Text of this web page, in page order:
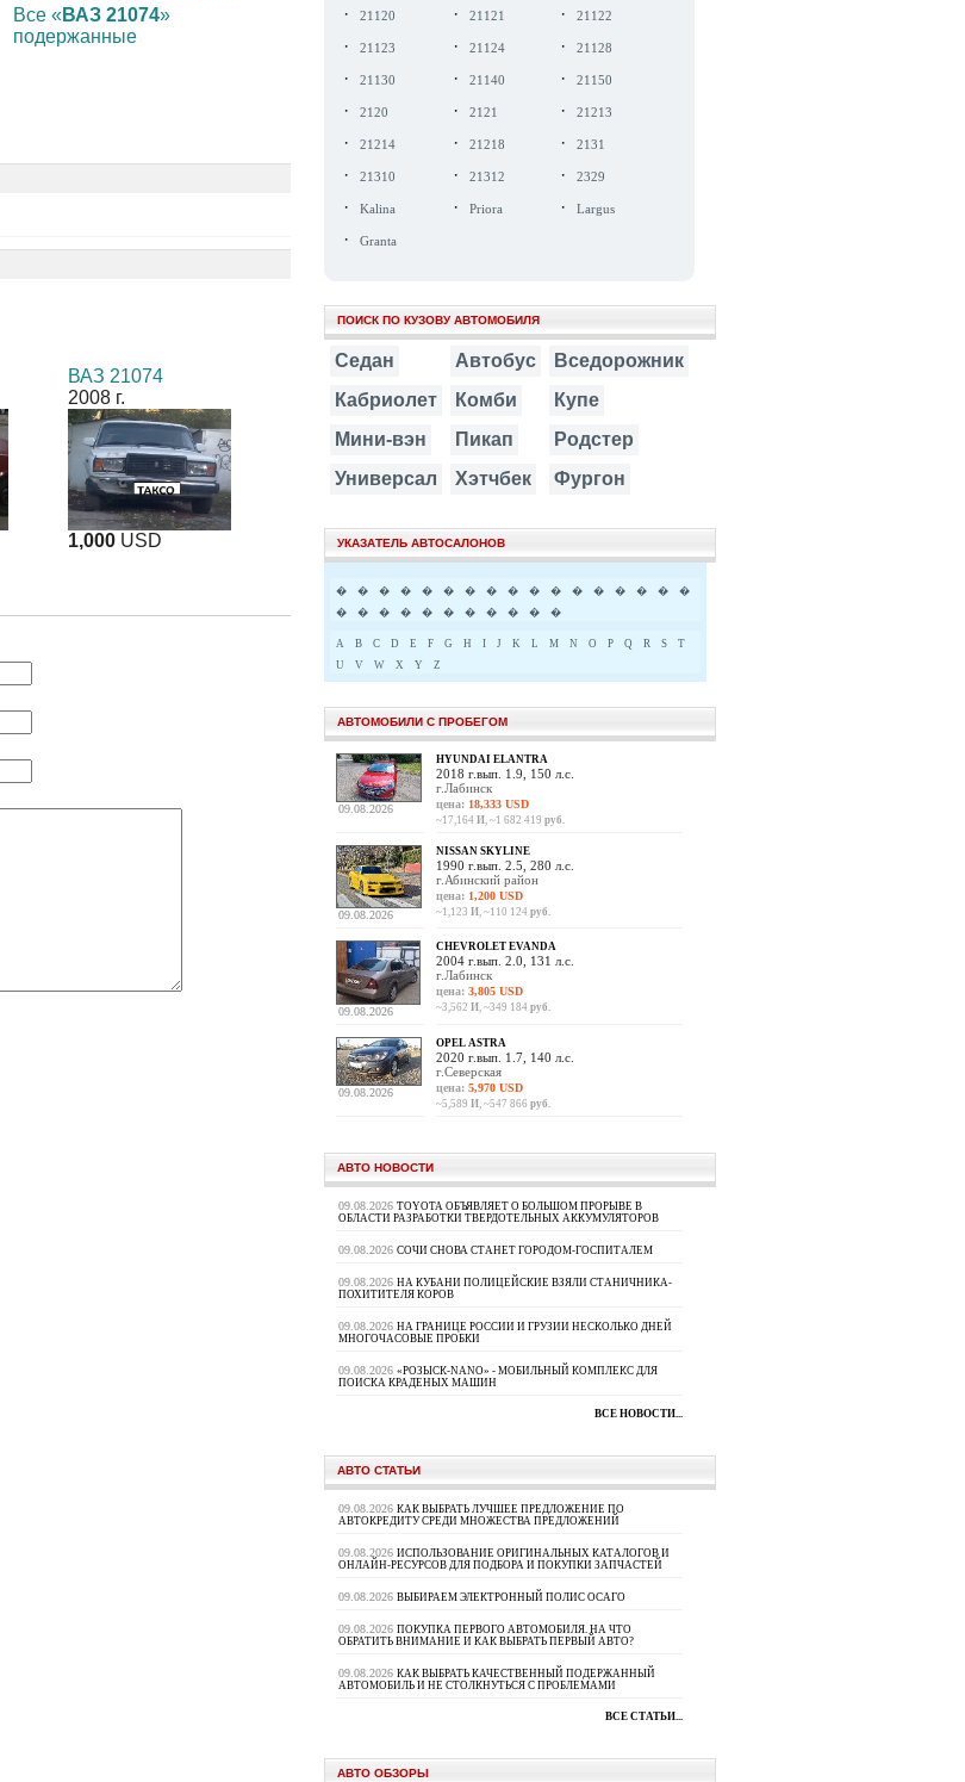
Все « ВАЗ 21074»
подержанные
ВАЗ 21074
2008 г.
1,000 USD
· 21120 · 21121 · 21122
· 21123 · 21124 · 21128
· 21130 · 21140 · 21150
· 2120 · 2121 · 21213
· 21214 · 21218 · 2131
· 21310 · 21312 · 2329
· Kalina · Priora · Largus
· Granta
ПОИСК ПО КУЗОВУ АВТОМОБИЛЯ
Седан Автобус
Вседорожник
Кабриолет
Комби
Купе
Мини-вэн
Пикап
Родстер
Универсал
Хэтчбек Фургон
УКАЗАТЕЛЬ АВТОСАЛОНОВ
� � � � � � � � � � � � � � � �
�
�
� � � � � � � � � �
A B C D E F G H I J K L M N O P Q R S
T
U
V W X Y Z
АВТОМОБИЛИ С ПРОБЕГОМ
09.08.2026
HYUNDAI ELANTRA
2018 г.вып. 1.9, 150 л.с.
г.Лабинск
цена: 18,333 USD
~17,164 И, ~1 682 419 руб.
09.08.2026
NISSAN SKYLINE
1990 г.вып. 2.5, 280 л.с.
г.Абинский район
цена: 1,200 USD
~1,123 И, ~110 124 руб.
09.08.2026
CHEVROLET EVANDA
2004 г.вып. 2.0, 131 л.с.
г.Лабинск
цена: 3,805 USD
~3,562 И, ~349 184 руб.
09.08.2026
OPEL ASTRA
2020 г.вып. 1.7, 140 л.с.
г.Северская
цена: 5,970 USD
~5,589 И, ~547 866 руб.
АВТО НОВОСТИ
09.08.2026 TOYOTA ОБЪЯВЛЯЕТ О БОЛЬШОМ ПРОРЫВЕ В
ОБЛАСТИ РАЗРАБОТКИ ТВЕРДОТЕЛЬНЫХ АККУМУЛЯТОРОВ
09.08.2026 СОЧИ СНОВА СТАНЕТ ГОРОДОМ-ГОСПИТАЛЕМ
09.08.2026 НА КУБАНИ ПОЛИЦЕЙСКИЕ ВЗЯЛИ СТАНИЧНИКА-
ПОХИТИТЕЛЯ КОРОВ
09.08.2026 НА ГРАНИЦЕ РОССИИ И ГРУЗИИ НЕСКОЛЬКО ДНЕЙ
МНОГОЧАСОВЫЕ ПРОБКИ
09.08.2026 «РОЗЫСК-NANO» - МОБИЛЬНЫЙ КОМПЛЕКС ДЛЯ
ПОИСКА КРАДЕНЫХ МАШИН
ВСЕ НОВОСТИ...
АВТО СТАТЬИ
09.08.2026 КАК ВЫБРАТЬ ЛУЧШЕЕ ПРЕДЛОЖЕНИЕ ПО
АВТОКРЕДИТУ СРЕДИ МНОЖЕСТВА ПРЕДЛОЖЕНИЙ
09.08.2026 ИСПОЛЬЗОВАНИЕ ОРИГИНАЛЬНЫХ КАТАЛОГОВ И
ОНЛАЙН-РЕСУРСОВ ДЛЯ ПОДБОРА И ПОКУПКИ ЗАПЧАСТЕЙ
09.08.2026 ВЫБИРАЕМ ЭЛЕКТРОННЫЙ ПОЛИС ОСАГО
09.08.2026 ПОКУПКА ПЕРВОГО АВТОМОБИЛЯ. НА ЧТО
ОБРАТИТЬ ВНИМАНИЕ И КАК ВЫБРАТЬ ПЕРВЫЙ АВТО?
09.08.2026 КАК ВЫБРАТЬ КАЧЕСТВЕННЫЙ ПОДЕРЖАННЫЙ
АВТОМОБИЛЬ И НЕ СТОЛКНУТЬСЯ С ПРОБЛЕМАМИ
ВСЕ СТАТЬИ...
АВТО ОБЗОРЫ